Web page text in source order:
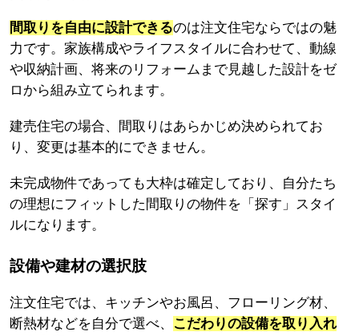
間取りを自由に設計できるのは注文住宅ならではの魅
力です。家族構成やライフスタイルに合わせて、動線
や収納計画、将来のリフォームまで見越した設計をゼ
ロから組み立てられます。
建売住宅の場合、間取りはあらかじめ決められてお
り、変更は基本的にできません。
未完成物件であっても大枠は確定しており、自分たち
の理想にフィットした間取りの物件を「探す」スタイ
ルになります。
設備や建材の選択肢
注文住宅では、キッチンやお風呂、フローリング材、
断熱材などを自分で選べ、
こだわりの設備を取り入れ